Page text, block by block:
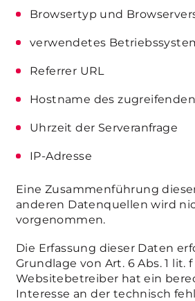
Browsertyp und
verwendetes
Referrer URL
Hostname des
Uhrzeit der Serveranfrage
IP-Adresse
Eine Zusammenführung
anderen Datenquellen wird
vorgenommen.
Die Erfassung dieser Daten
Grundlage von Art. 6 Abs. 1 lit. f
Websitebetreiber hat ein
Interesse an der technisch